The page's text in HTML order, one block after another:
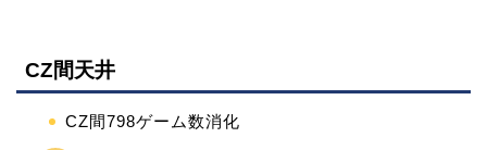
CZ間天井
CZ間798ゲーム数消化